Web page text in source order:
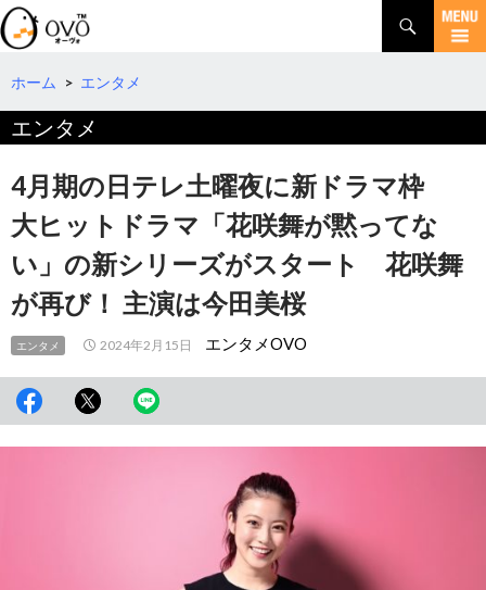
検
索
コ
テ
へ
動
ホーム > エンタメ
エンタメ
4月期の日テレ土曜夜に新ドラマ枠
大ヒットドラマ「花咲舞が黙ってな
い」の新シリーズがスタート 花咲舞
が再び！ 主演は今田美桜
エンタメ 2024年2月15日 エンタメOVO